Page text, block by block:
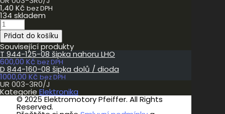
1,40 Kč bez DPH
134 skladem
UR
003-
3R0/J
množství
Přidat do košíku
Související produkty
T 944-125-08 šipka nahoru LHO
600,00 Kč bez DPH
D 844-160-08 šipka dolů / dioda
1000,00 Kč bez DPH
UR 003-3R0/J
Kategorie Elektronika
© 2025 Elektromotory Pfeiffer. All Rights
Reserved.